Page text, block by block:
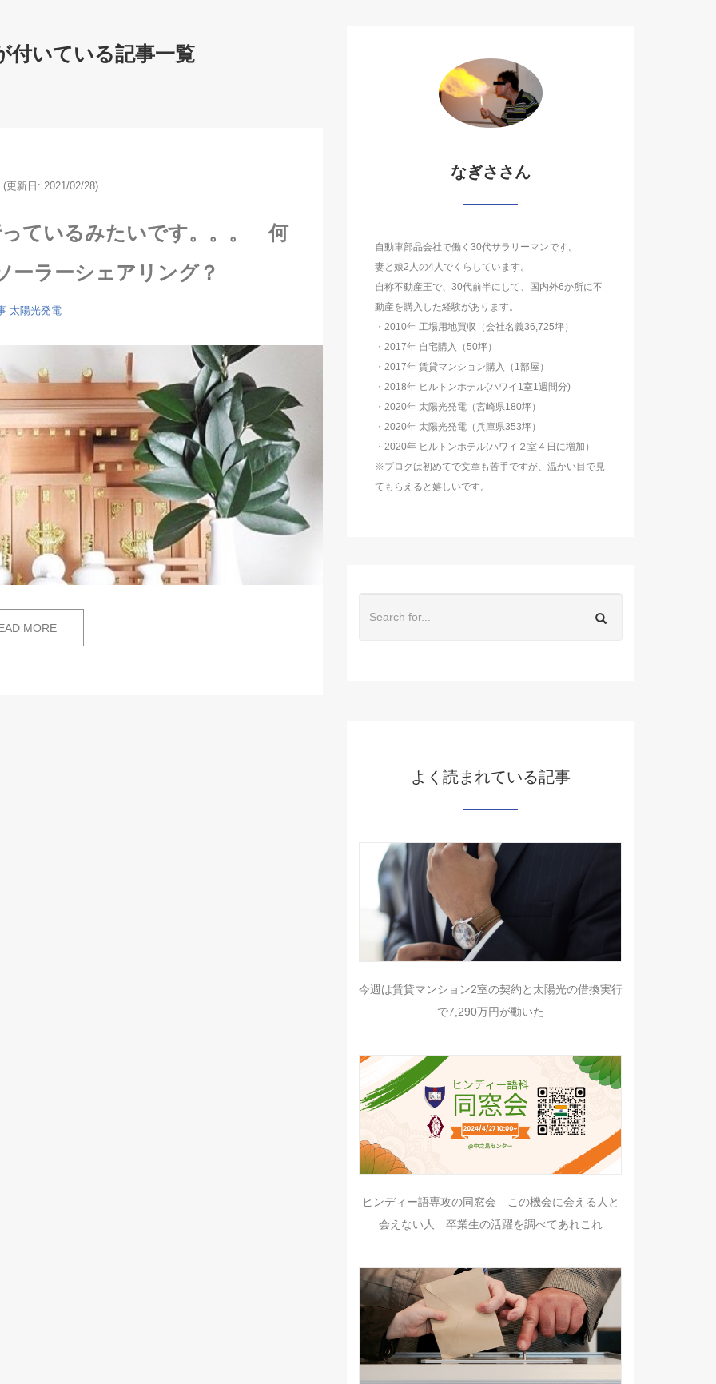
付いている記事一覧
(更新日: 2021/02/28)
ているみたいです。。。 何
ーラーシェアリング？
太陽光発電
MORE
なぎささん
自動車部品会社で働く30代サラリーマンです。
妻と娘2人の4人でくらしています。
自称不動産王で、30代前半にして、国内外6か所に不
動産を購入した経験があります。
・2010年 工場用地買収（会社名義36,725坪）
・2017年 自宅購入（50坪）
・2017年 賃貸マンション購入（1部屋）
・2018年 ヒルトンホテル(ハワイ1室1週間分)
・2020年 太陽光発電（宮崎県180坪）
・2020年 太陽光発電（兵庫県353坪）
・2020年 ヒルトンホテル(ハワイ２室４日に増加）
※ブログは初めてで文章も苦手ですが、温かい目で見
てもらえると嬉しいです。
よく読まれている記事
今週は賃貸マンション2室の契約と太陽光の借換実行
で7,290万円が動いた
ヒンディー語専攻の同窓会 この機会に会える人と
会えない人 卒業生の活躍を調べてあれこれ